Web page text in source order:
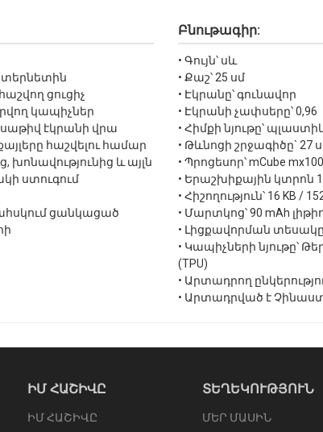
ցուցիչ
կապիչներ
էկրանի վրա
հաշվելու համար
խոնավությունից և այլն
ստուգում
ցանկացած
Բնութագիր:
• Գույն՝ սև
• Քաշ՝ 25 սմ
• Էկրանը՝ գունավոր
• Էկրանի չափսերը՝ 0,96
• Հիմքի նյութը՝
• Թևնոցի շրջագիծը` 27
• Պրոցեսոր՝ mCube
• Երաշխիքային կտրոն
• Հիշողություն՝ 16 KB /
• Մարտկոց՝ 90 mAh
• Լիցքավորման
• Կապիչների նյութը՝
(TPU)
• Արտադրող
• Արտադրված է
ԻՄ ՀԱՇԻՎԸ
ԻՄ ՀԱՇԻՎԸ
ՏԵՂԵԿՈՒԹՅՈՒՆ
ՄԵՐ ՄԱՍԻՆ